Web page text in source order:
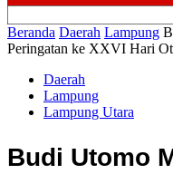
Beranda Daerah Lampung
Peringatan ke XXVI Hari
Daerah
Lampung
Lampung Utara
Budi Utomo